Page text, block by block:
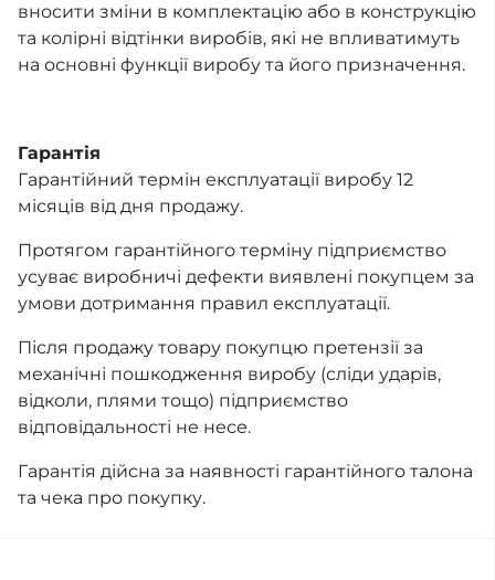
вносити зміни в комплектацію або в конструкцію
та колірні відтінки виробів, які не впливатимуть
на основні функції виробу та його призначення.
Гарантія
Гарантійний термін експлуатації виробу 12
місяців від дня продажу.
Протягом гарантійного терміну підприємство
усуває виробничі дефекти виявлені покупцем за
умови дотримання правил експлуатації.
Після продажу товару покупцю претензії за
механічні пошкодження виробу (сліди ударів,
відколи, плями тощо) підприємство
відповідальності не несе.
Гарантія дійсна за наявності гарантійного талона
та чека про покупку.